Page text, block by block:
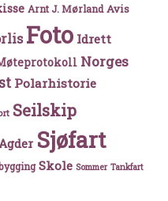
Arnt J. Mørland Avis
Foto Idrett
Norges
Polarhistorie
Seilskip
Sjøfart
Skole Sommer Tankfart